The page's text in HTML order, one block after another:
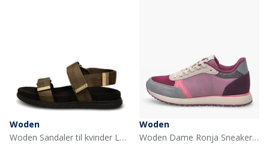
Woden
Woden Sandaler til kvinder Louisa 295 Mørk oliven
Woden
Woden Dame Ronja Sneakers 256 Old Rose Multi